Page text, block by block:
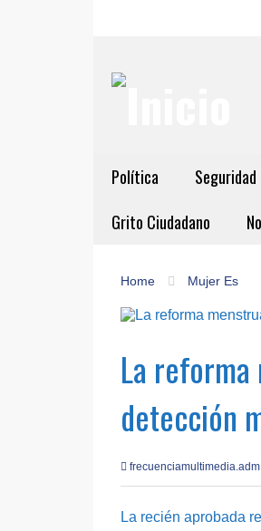
Política Seguridad
Grito Ciudadano
Home Mujer Es
La
detección
La recién aprobada